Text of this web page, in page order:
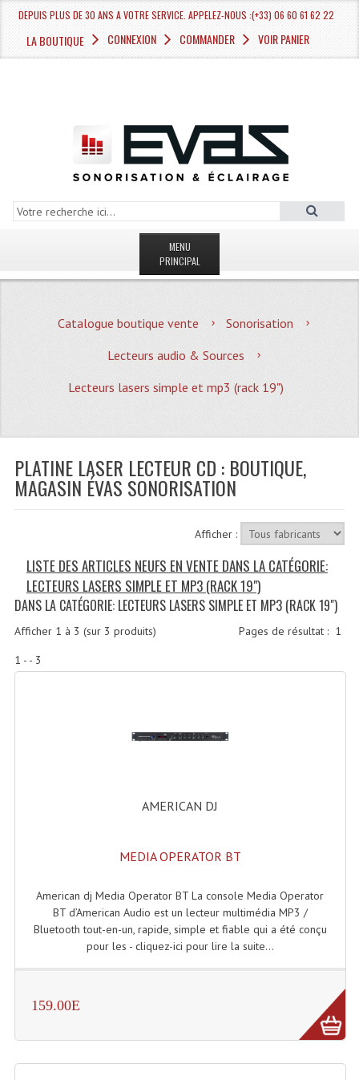
DEPUIS PLUS DE 30 ANS A VOTRE SERVICE. APPELEZ-NOUS :(+33) 06 60 61 62 22
LA BOUTIQUE CONNEXION COMMANDER VOIR PANIER
MENU
PRINCIPAL
MAGASIN
Quoi De Neuf?
Promotions
Location De Matériel
Le Matériel D´occasion
Recevoir Nos Promotions
Faire Votre Devis
CATÉGORIES
Pieds D'enceintes
Selecteurs Audio Vidéo
Amplificateurs Multi-Canaux
Catalogue boutique vente
Sonorisation
Lecteurs audio & Sources
Lecteurs lasers simple et mp3 (rack 19")
PLATINE LASER LECTEUR CD : BOUTIQUE,
MAGASIN ÉVAS SONORISATION
Afficher :
LISTE DES ARTICLES NEUFS EN VENTE DANS LA CATÉGORIE:
LECTEURS LASERS SIMPLE ET MP3 (RACK 19")
DANS LA CATÉGORIE: LECTEURS LASERS SIMPLE ET MP3 (RACK 19")
Pages de résultat : 1
Afficher 1 à 3 (sur 3 produits)
1 - - 3
AMERICAN DJ
MEDIA OPERATOR BT
American dj Media Operator BT La console Media Operator
BT d’American Audio est un lecteur multimédia MP3 /
Bluetooth tout-en-un, rapide, simple et fiable qui a été conçu
pour les - cliquez-ici pour lire la suite...
159.00E